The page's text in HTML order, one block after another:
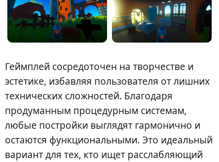
Геймплей сосредоточен на творчестве и
эстетике, избавляя пользователя от лишних
технических сложностей. Благодаря
продуманным процедурным системам,
любые постройки выглядят гармонично и
остаются функциональными. Это идеальный
вариант для тех, кто ищет расслабляющий